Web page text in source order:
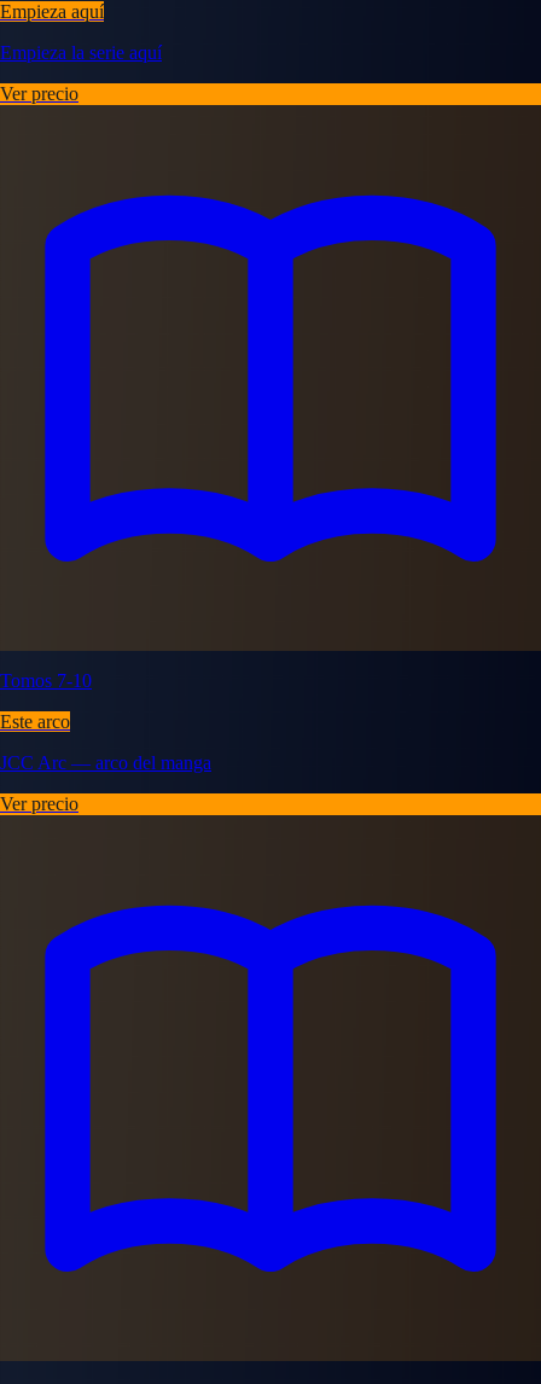
Empieza aquí
Empieza la serie aquí
Ver precio
Tomos 7-10
Este arco
JCC Arc — arco del manga
Ver precio